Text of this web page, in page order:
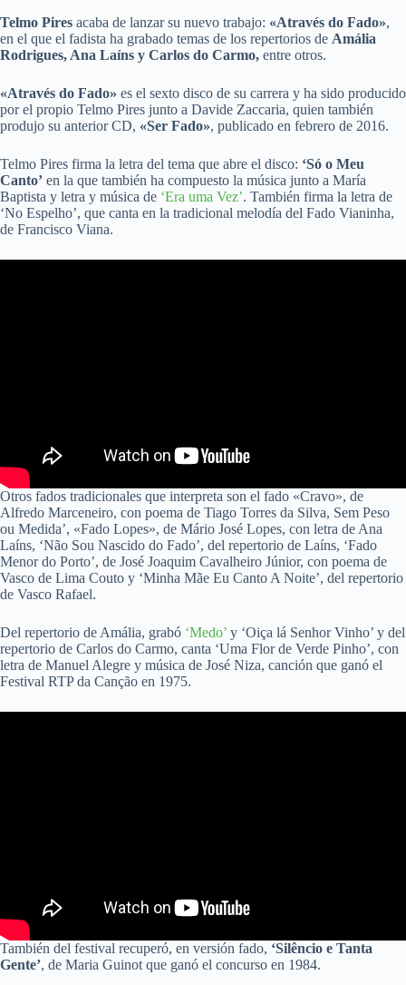
Telmo Pires acaba de lanzar su nuevo trabajo: «Através do Fado»,
en el que el fadista ha grabado temas de los repertorios de Amália
Rodrigues, Ana Laíns y Carlos do Carmo, entre otros.
«Através do Fado» es el sexto disco de su carrera y ha sido producido
por el propio Telmo Pires junto a Davide Zaccaria, quien también
produjo su anterior CD, «Ser Fado», publicado en febrero de 2016.
Telmo Pires firma la letra del tema que abre el disco: ‘Só o Meu
Canto’ en la que también ha compuesto la música junto a María
Baptista y letra y música de ‘Era uma Vez’. También firma la letra de
‘No Espelho’, que canta en la tradicional melodía del Fado Vianinha,
de Francisco Viana.
Otros fados tradicionales que interpreta son el fado «Cravo», de
Alfredo Marceneiro, con poema de Tiago Torres da Silva, Sem Peso
ou Medida’, «Fado Lopes», de Mário José Lopes, con letra de Ana
Laíns, ‘Não Sou Nascido do Fado’, del repertorio de Laíns, ‘Fado
Menor do Porto’, de José Joaquim Cavalheiro Júnior, con poema de
Vasco de Lima Couto y ‘Minha Mãe Eu Canto A Noite’, del repertorio
de Vasco Rafael.
Del repertorio de Amália, grabó ‘Medo’ y ‘Oiça lá Senhor Vinho’ y del
repertorio de Carlos do Carmo, canta ‘Uma Flor de Verde Pinho’, con
letra de Manuel Alegre y música de José Niza, canción que ganó el
Festival RTP da Canção en 1975.
También del festival recuperó, en versión fado, ‘Silêncio e Tanta
Gente’, de Maria Guinot que ganó el concurso en 1984.